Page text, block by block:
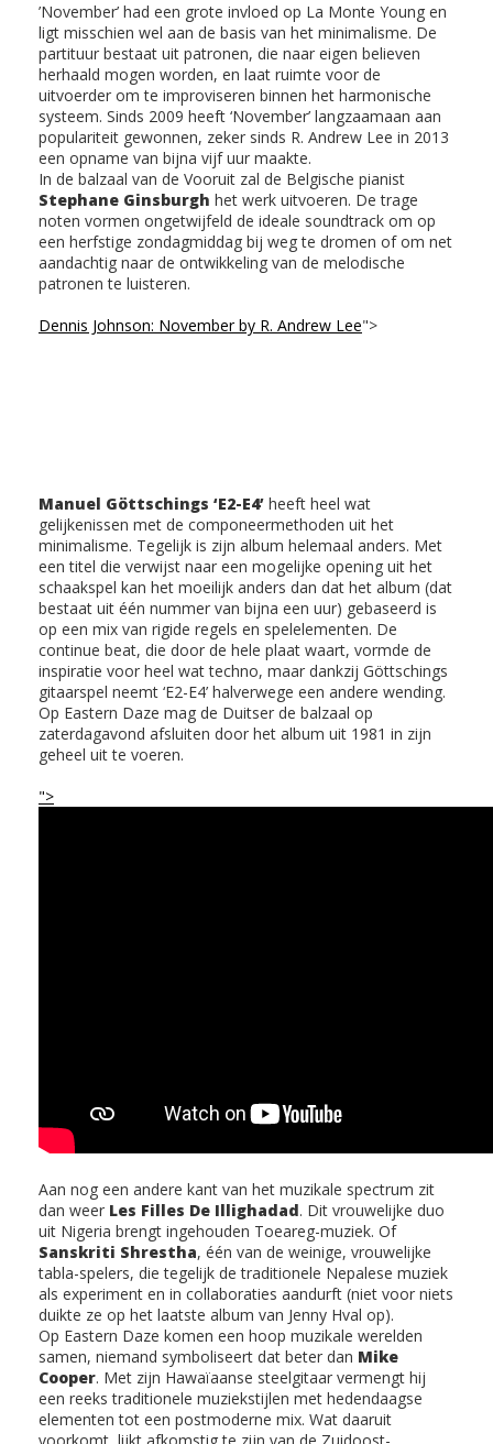
’November’ had een grote invloed op La Monte Young en
ligt misschien wel aan de basis van het minimalisme. De
partituur bestaat uit patronen, die naar eigen believen
herhaald mogen worden, en laat ruimte voor de
uitvoerder om te improviseren binnen het harmonische
systeem. Sinds 2009 heeft ‘November’ langzaamaan aan
populariteit gewonnen, zeker sinds R. Andrew Lee in 2013
een opname van bijna vijf uur maakte.
In de balzaal van de Vooruit zal de Belgische pianist
Stephane Ginsburgh het werk uitvoeren. De trage
noten vormen ongetwijfeld de ideale soundtrack om op
een herfstige zondagmiddag bij weg te dromen of om net
aandachtig naar de ontwikkeling van de melodische
patronen te luisteren.
Dennis Johnson: November by R. Andrew Lee">
Manuel Göttschings ‘E2-E4’ heeft heel wat
gelijkenissen met de componeermethoden uit het
minimalisme. Tegelijk is zijn album helemaal anders. Met
een titel die verwijst naar een mogelijke opening uit het
schaakspel kan het moeilijk anders dan dat het album (dat
bestaat uit één nummer van bijna een uur) gebaseerd is
op een mix van rigide regels en spelelementen. De
continue beat, die door de hele plaat waart, vormde de
inspiratie voor heel wat techno, maar dankzij Göttschings
gitaarspel neemt ‘E2-E4’ halverwege een andere wending.
Op Eastern Daze mag de Duitser de balzaal op
zaterdagavond afsluiten door het album uit 1981 in zijn
geheel uit te voeren.
">
Aan nog een andere kant van het muzikale spectrum zit
dan weer Les Filles De Illighadad. Dit vrouwelijke duo
uit Nigeria brengt ingehouden Toeareg-muziek. Of
Sanskriti Shrestha, één van de weinige, vrouwelijke
tabla-spelers, die tegelijk de traditionele Nepalese muziek
als experiment en in collaboraties aandurft (niet voor niets
duikte ze op het laatste album van Jenny Hval op).
Op Eastern Daze komen een hoop muzikale werelden
samen, niemand symboliseert dat beter dan Mike
Cooper. Met zijn Hawaïaanse steelgitaar vermengt hij
een reeks traditionele muziekstijlen met hedendaagse
elementen tot een postmoderne mix. Wat daaruit